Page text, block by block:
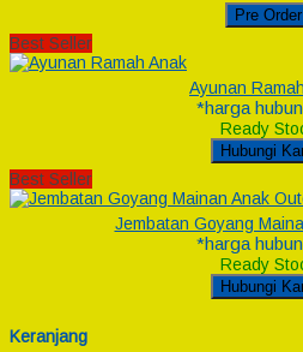
Pre Order
Best Seller
Ayunan
*harga
Ready
Hubungi
Best Seller
Jembatan Goyang
*harga
Ready
Hubungi
Keranjang